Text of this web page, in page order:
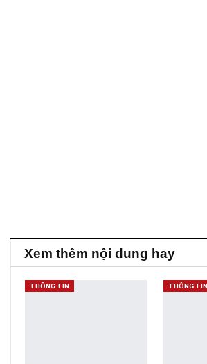
Xem thêm nội dung hay
THÔNG TIN THÔNG TIN